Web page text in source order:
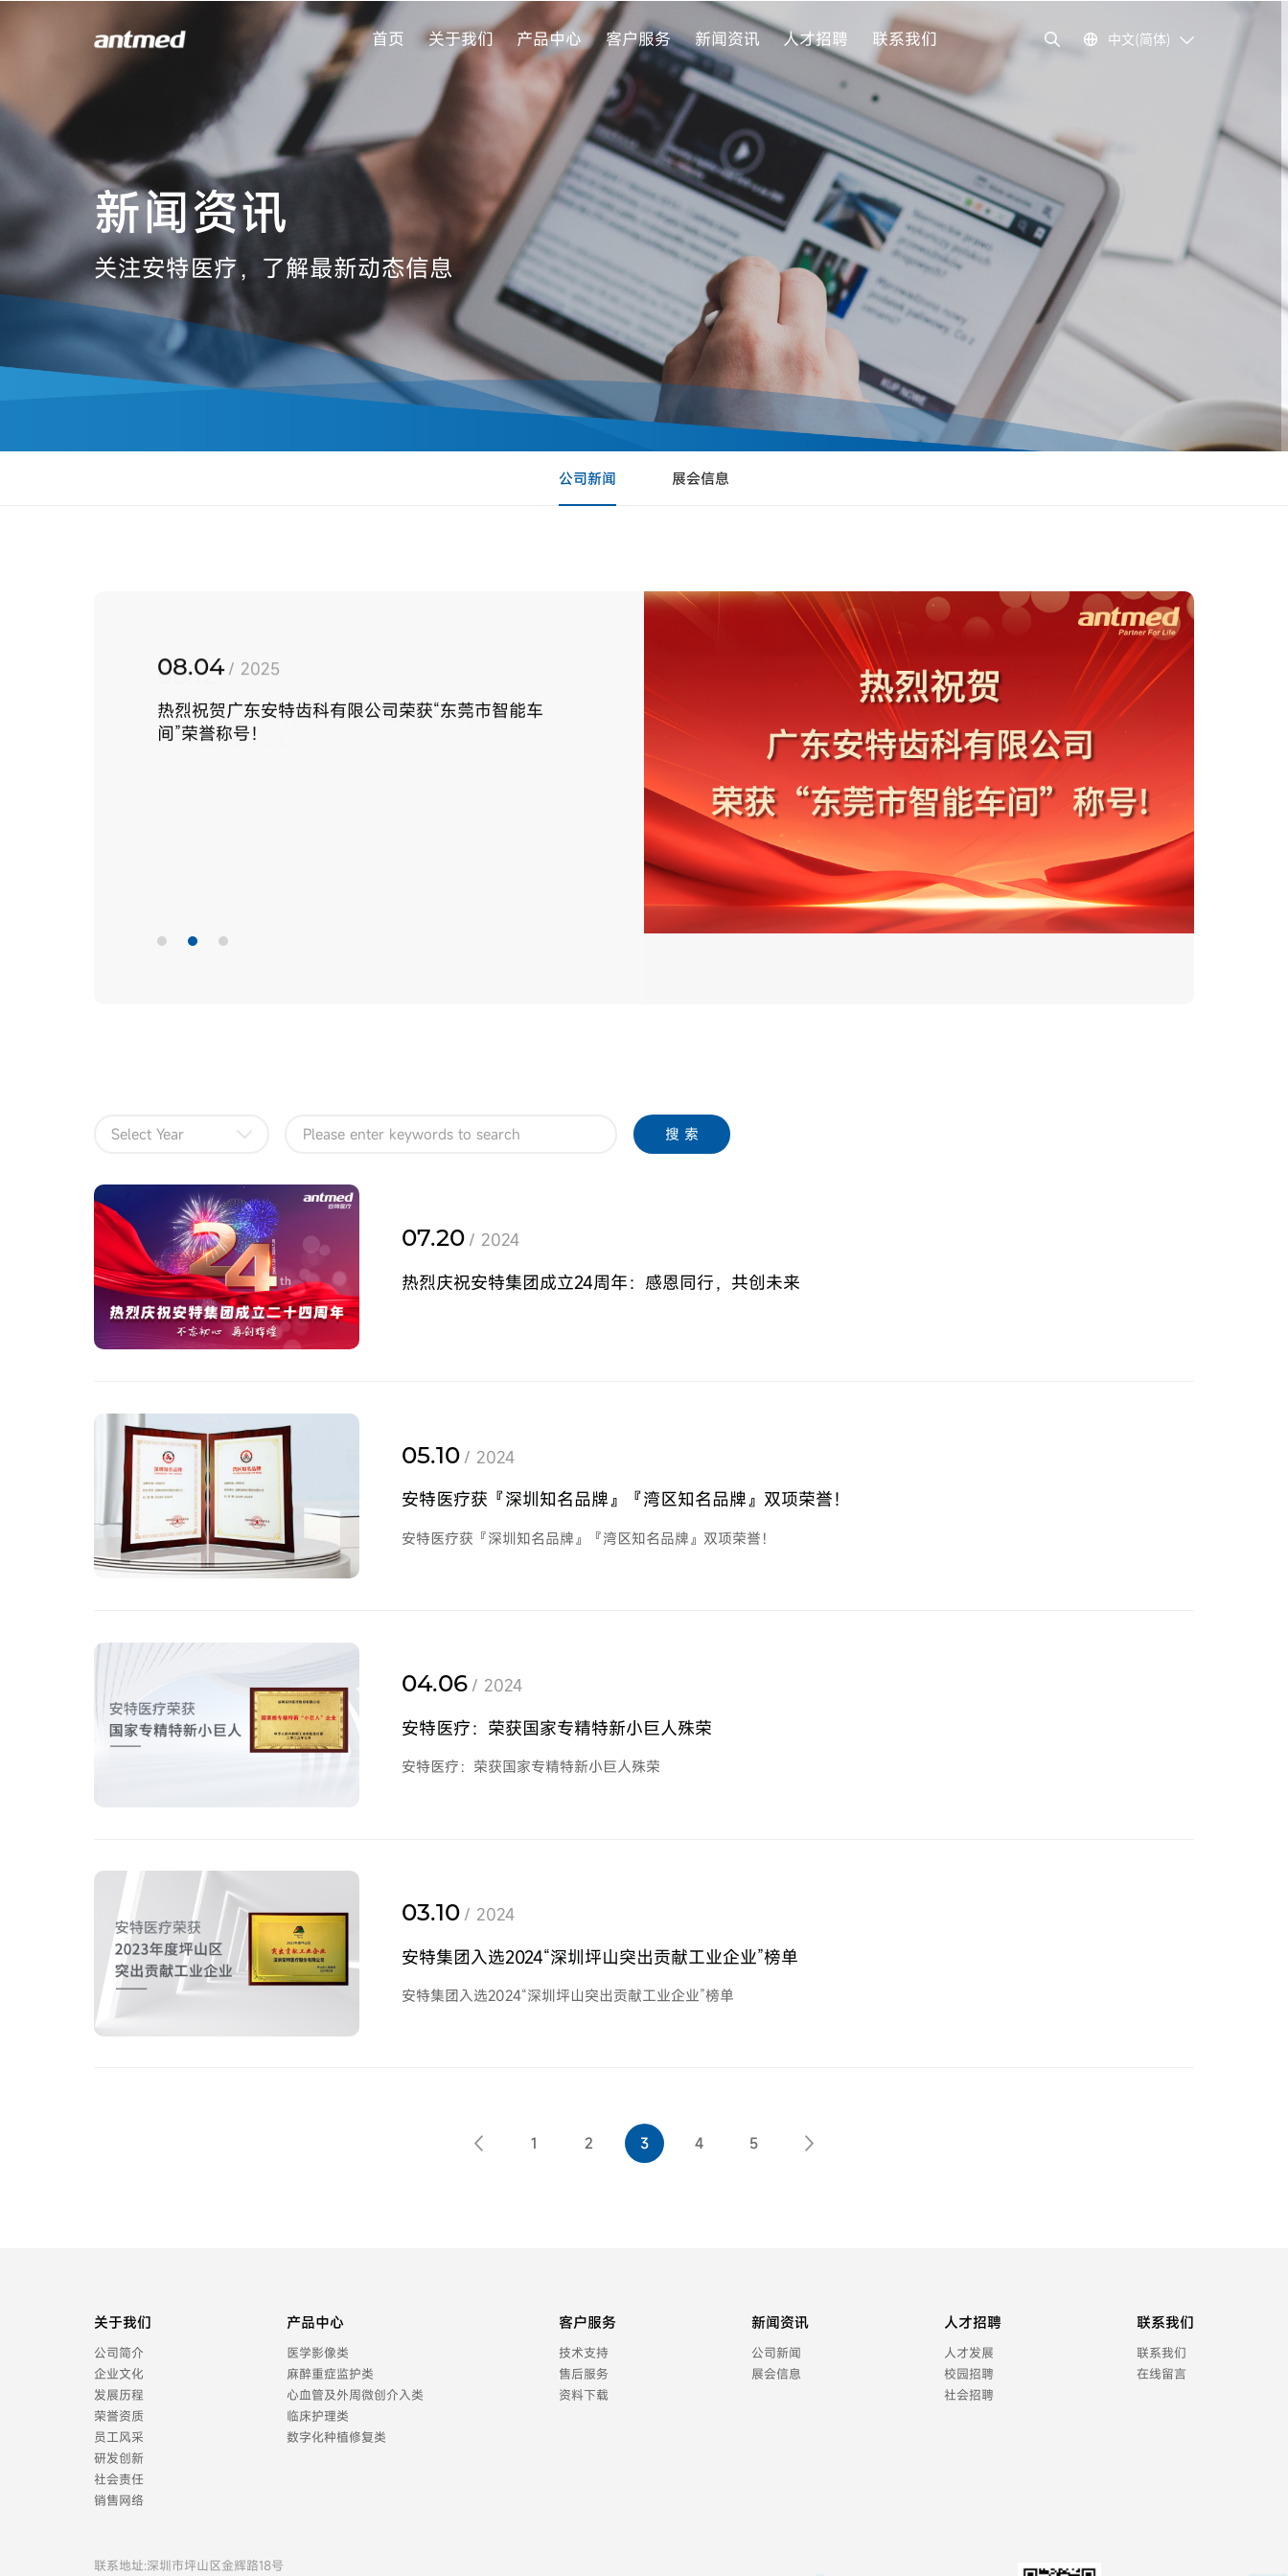
首页 关于我们 产品中心 客户服务 新闻资讯 人才招聘 联系我们 中文(简体)
新闻资讯
关注安特医疗，了解最新动态信息
公司新闻 展会信息
08.04 / 2025
热烈祝贺广东安特齿科有限公司荣获“东莞市智能车
间”荣誉称号！
Select Year 搜 索
07.20 / 2024
热烈庆祝安特集团成立24周年：感恩同行，共创未来
05.10 / 2024
安特医疗获『深圳知名品牌』『湾区知名品牌』双项荣誉！
安特医疗获『深圳知名品牌』『湾区知名品牌』双项荣誉！
04.06 / 2024
安特医疗：荣获国家专精特新小巨人殊荣
安特医疗：荣获国家专精特新小巨人殊荣
03.10 / 2024
安特集团入选2024“深圳坪山突出贡献工业企业”榜单
安特集团入选2024“深圳坪山突出贡献工业企业”榜单
1 2 3 4 5
关于我们
公司简介
企业文化
发展历程
荣誉资质
员工风采
研发创新
社会责任
销售网络
产品中心
医学影像类
麻醉重症监护类
心血管及外周微创介入类
临床护理类
数字化种植修复类
客户服务
技术支持
售后服务
资料下载
新闻资讯
公司新闻
展会信息
人才招聘
人才发展
校园招聘
社会招聘
联系我们
联系我们
在线留言
联系地址:深圳市坪山区金辉路18号